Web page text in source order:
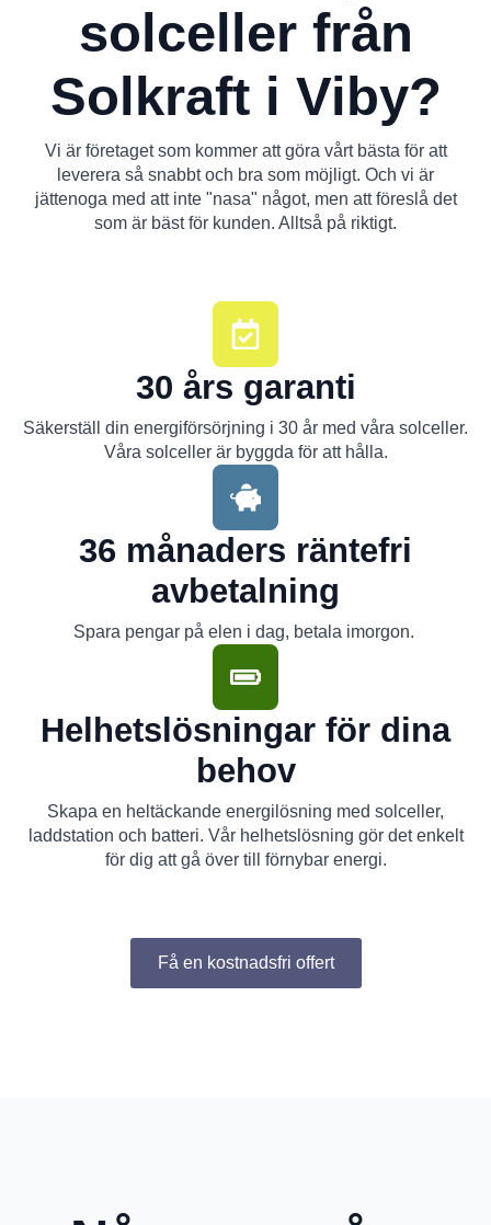
solceller från
Solkraft i Viby?
Vi är företaget som kommer att göra vårt bästa för att
leverera så snabbt och bra som möjligt. Och vi är
jättenoga med att inte "nasa" något, men att föreslå det
som är bäst för kunden. Alltså på riktigt.
30 års garanti
Säkerställ din energiförsörjning i 30 år med våra solceller.
Våra solceller är byggda för att hålla.
36 månaders räntefri
avbetalning
Spara pengar på elen i dag, betala imorgon.
Helhetslösningar för dina
behov
Skapa en heltäckande energilösning med solceller,
laddstation och batteri. Vår helhetslösning gör det enkelt
för dig att gå över till förnybar energi.
Få en kostnadsfri offert